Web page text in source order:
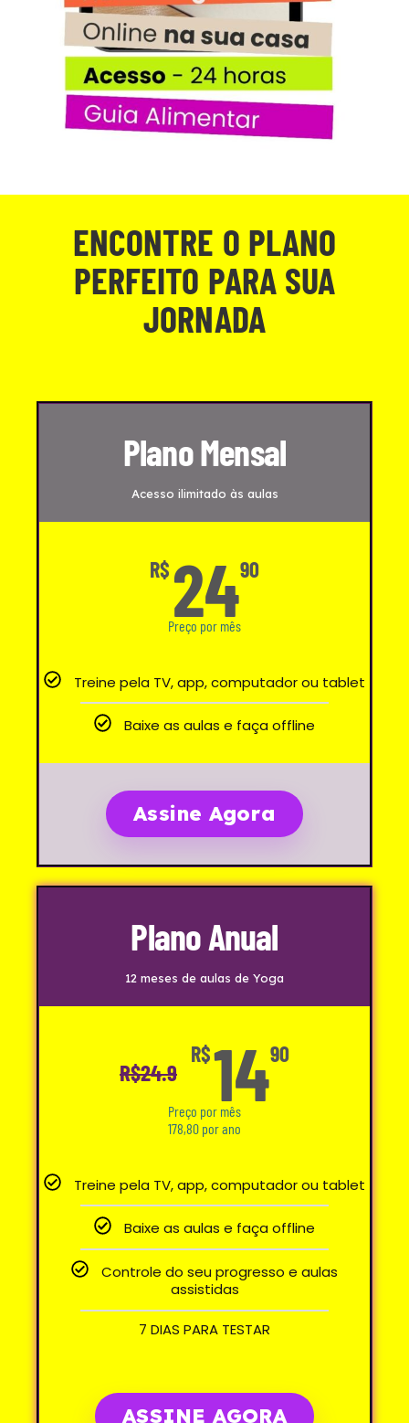
ENCONTRE O PLANO
PERFEITO PARA SUA
JORNADA
Plano Mensal
Acesso ilimitado às aulas
R$ 2490
Preço por mês
Treine pela TV, app, computador ou tablet
Baixe as aulas e faça offline​
Assine Agora
Plano Anual
12 meses de aulas de Yoga
R$24.9
R$1490
Preço por mês
178,80 por ano
Treine pela TV, app, computador ou tablet
Baixe as aulas e faça offline
Controle do seu progresso e aulas
assistidas
7 DIAS PARA TESTAR
ASSINE AGORA